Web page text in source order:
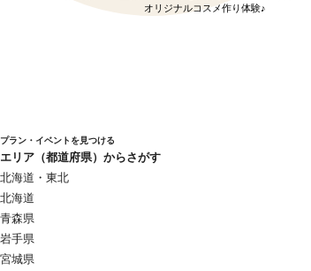
オリジナルコスメ作り体験♪
プラン・イベントを見つける
エリア（都道府県）からさがす
北海道・東北
北海道
青森県
岩手県
宮城県